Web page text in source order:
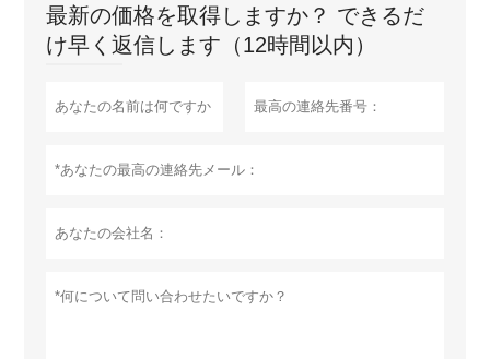
最新の価格を取得しますか？ できるだ
け早く返信します（12時間以内）